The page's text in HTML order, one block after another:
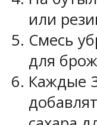
или
Смесь
для
Каждые